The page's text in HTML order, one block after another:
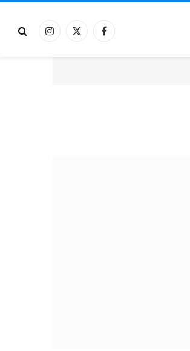
فيسبوكX
الانستغرام